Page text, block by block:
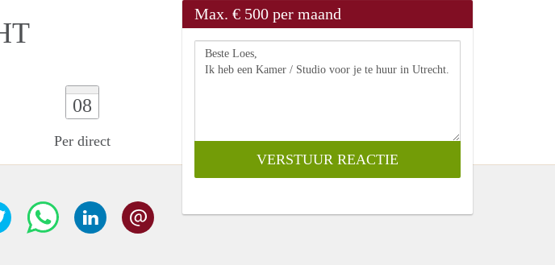
08
Per direct
Max. € 500 per maand